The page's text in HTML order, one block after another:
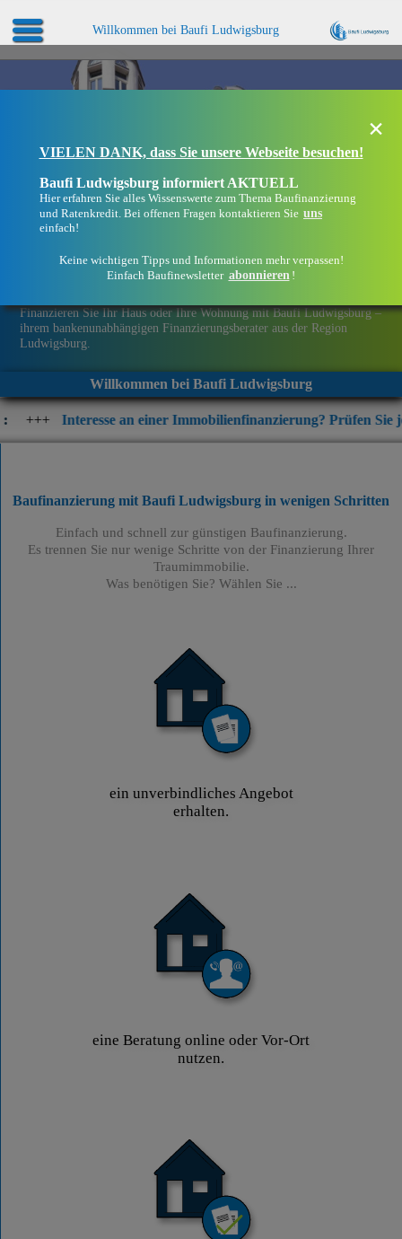
Willkommen bei Baufi Ludwigsburg
Finanzieren Sie Ihr Haus oder Ihre Wohnung mit Baufi Ludwigsburg –
ihrem bankenunabhängigen Finanzierungsberater aus der Region
Ludwigsburg.
Willkommen bei Baufi Ludwigsburg
an einer Immobilienfinanzierung? Prüfen Sie jetzt die
×
VIELEN DANK, dass Sie unsere Webseite besuchen!
Baufi Ludwigsburg informiert AKTUELL
Hier erfahren Sie alles Wissenswerte zum Thema Baufinanzierung
und Ratenkredit. Bei offenen Fragen kontaktieren Sie uns
einfach!
Keine wichtigen Tipps und Informationen mehr verpassen!
Einfach Baufinewsletter abonnieren !
Baufinanzierung mit Baufi Ludwigsburg in wenigen Schritten
Einfach und schnell zur günstigen Baufinanzierung.
Es trennen Sie nur wenige Schritte von der Finanzierung Ihrer
Traumimmobilie.
Was benötigen Sie? Wählen Sie ...
ein unverbindliches Angebot
erhalten.
eine Beratung online oder Vor-Ort
nutzen.